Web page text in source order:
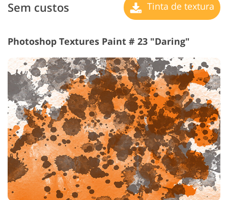
Sem custos Tinta de textura
Photoshop Textures Paint # 23 "Daring"